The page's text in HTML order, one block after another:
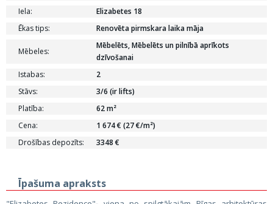
Iela:
Elizabetes 18
Ēkas tips:
Renovēta pirmskara laika māja
Mēbeles:
Mēbelēts, Mēbelēts un pilnībā aprīkots
dzīvošanai
Istabas:
2
Stāvs:
3/6 (ir lifts)
Platība:
62 m²
Cena:
1 674 € (27 €/m²)
Drošības depozīts:
3348 €
Īpašuma apraksts